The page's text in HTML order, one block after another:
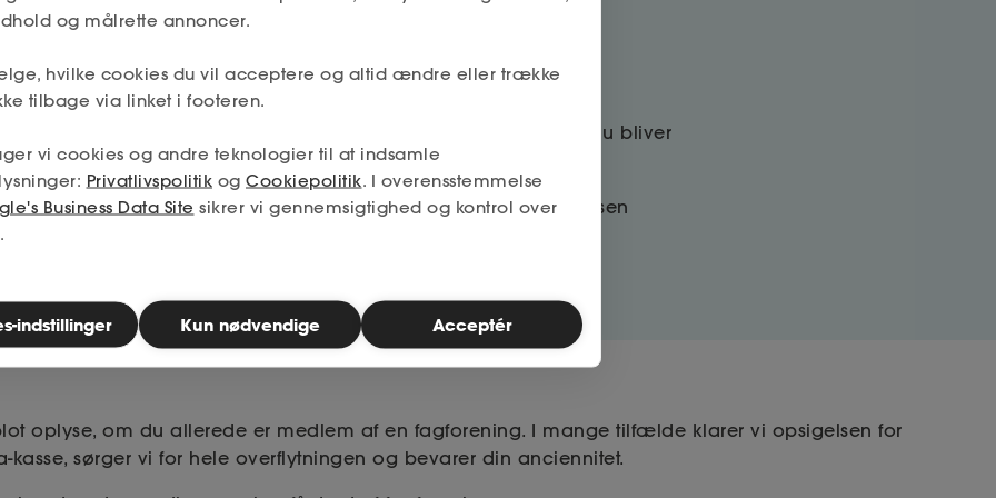
Hvad koster medlemskabet?
Du får fagforening for kun 74 kr./md.
og med lønsikring får du ekstra økonomisk sikkerhed, hvis du bliver
ledig. Du bestemmer selv din dækning.
6 måneder gratis fagforeningved samtidig indmeldelse i a-kassen
oplyse, om du allerede er medlem af en fagforening. I mange tilfælde klarer vi opsigelsen for
sørger vi for hele overflytningen og bevarer din anciennitet.
og målrette annoncer.
hvilke cookies du vil acceptere og altid ændre eller trække
tilbage via linket i footeren.
vi cookies og andre teknologier til at indsamle
Privatlivspolitik og Cookiepolitik. I overensstemmelse
Business Data Site sikrer vi gennemsigtighed og kontrol over
indstillinger Kun nødvendige Acceptér